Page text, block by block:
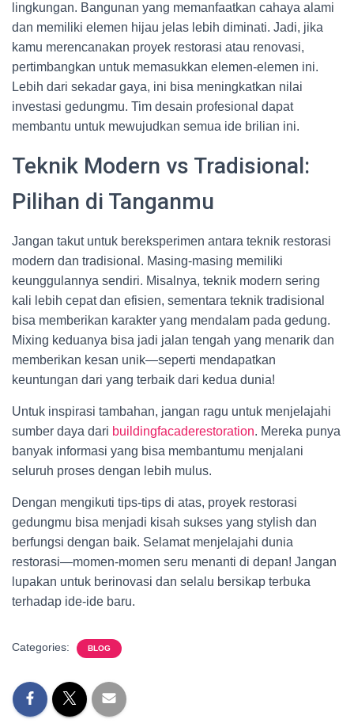
lingkungan. Bangunan yang memanfaatkan cahaya alami
dan memiliki elemen hijau jelas lebih diminati. Jadi, jika
kamu merencanakan proyek restorasi atau renovasi,
pertimbangkan untuk memasukkan elemen-elemen ini.
Lebih dari sekadar gaya, ini bisa meningkatkan nilai
investasi gedungmu. Tim desain profesional dapat
membantu untuk mewujudkan semua ide brilian ini.
Teknik Modern vs Tradisional:
Pilihan di Tanganmu
Jangan takut untuk bereksperimen antara teknik restorasi
modern dan tradisional. Masing-masing memiliki
keunggulannya sendiri. Misalnya, teknik modern sering
kali lebih cepat dan efisien, sementara teknik tradisional
bisa memberikan karakter yang mendalam pada gedung.
Mixing keduanya bisa jadi jalan tengah yang menarik dan
memberikan kesan unik—seperti mendapatkan
keuntungan dari yang terbaik dari kedua dunia!
Untuk inspirasi tambahan, jangan ragu untuk menjelajahi
sumber daya dari buildingfacaderestoration. Mereka punya
banyak informasi yang bisa membantumu menjalani
seluruh proses dengan lebih mulus.
Dengan mengikuti tips-tips di atas, proyek restorasi
gedungmu bisa menjadi kisah sukses yang stylish dan
berfungsi dengan baik. Selamat menjelajahi dunia
restorasi—momen-momen seru menanti di depan! Jangan
lupakan untuk berinovasi dan selalu bersikap terbuka
terhadap ide-ide baru.
Categories: BLOG